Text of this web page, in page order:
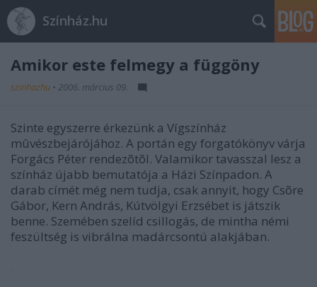
Színház.hu
Amikor este felmegy a függöny
szinhazhu • 2006. március 09.
Szinte egyszerre érkezünk a Vígszínház
mûvészbejárójához. A portán egy forgatókönyv várja
Forgács Péter rendezõtõl. Valamikor tavasszal lesz a
színház újabb bemutatója a Házi Színpadon. A
darab címét még nem tudja, csak annyit, hogy Csõre
Gábor, Kern András, Kútvölgyi Erzsébet is játszik
benne. Szemében szelíd csillogás, de mintha némi
feszültség is vibrálna madárcsontú alakjában.